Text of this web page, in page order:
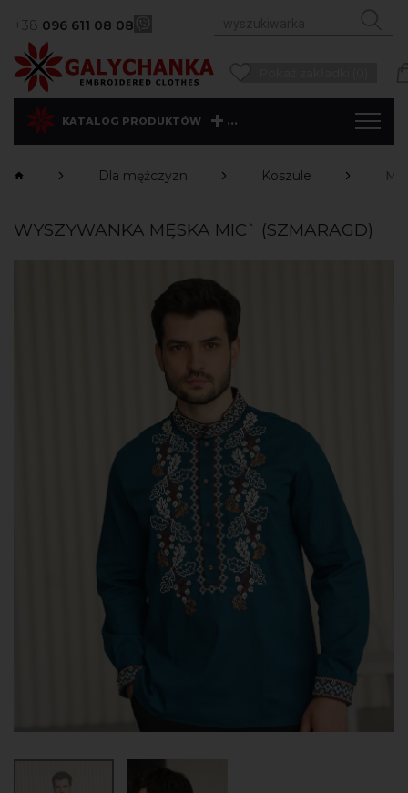
+38 096 611 08 08
KATALOG PRODUKTÓW ...
Dla mężczyzn Koszule
WYSZYWANKA MĘSKA MIC` (SZMARAGD)